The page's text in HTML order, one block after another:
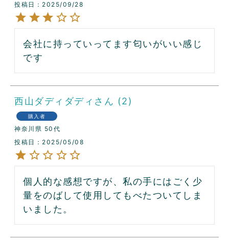
投稿日
2025/09/28
会社に持っていってます匂いがいい感じ
です
西山ダディダディ 2
購入者
神奈川県 50代
投稿日
2025/05/08
個人的な感想ですが、私の手にはごく少
量をのばして使用してもべたついてしま
いました。